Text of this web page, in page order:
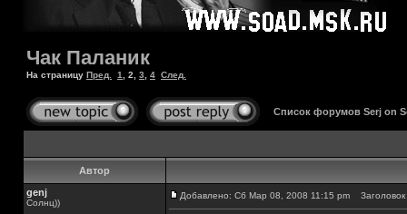
Чак Паланик
На страницу Пред. 1 2 3 4 След.
Список форумов Serj on
Автор
genj
Солнц))
Добавлено: Сб Мар 08, 2008 11:15 pm